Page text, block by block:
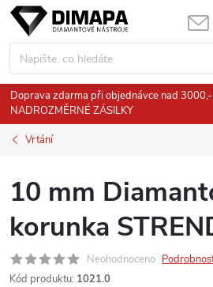
Přejít
obsah
Doprava zdarma při objednávce nad 3000,-
NADROZMĚRNÉ ZÁSILKY
Vrtání
10 mm
korunka
Neohodnoceno
Kód produktu: 1021.0